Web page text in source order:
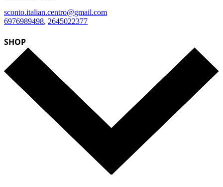
sconto.italian.centro@gmail.com
6976989498, 2645022377
SHOP